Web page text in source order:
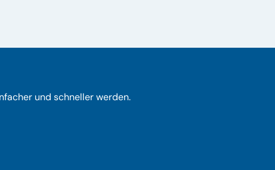
und schneller werden.